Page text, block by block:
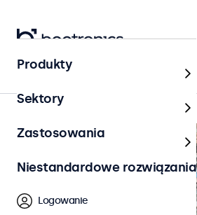
Strona główna
Produkty
Sektory
Zastosowania
Niestandardowe rozwiązania
Logowanie